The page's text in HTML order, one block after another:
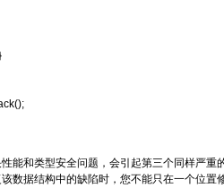
能和类型安全问题，会引起第三个同样严
数据结构中的缺陷时，您不能只在一个位